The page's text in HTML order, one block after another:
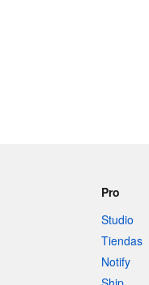
Pro
Studio
Tiendas
Notify